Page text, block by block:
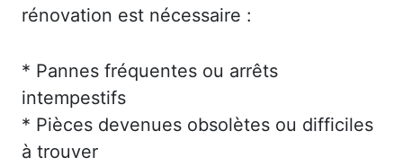
rénovation est nécessaire :
* Pannes fréquentes ou arrêts
intempestifs
* Pièces devenues obsolètes ou difficiles
à trouver